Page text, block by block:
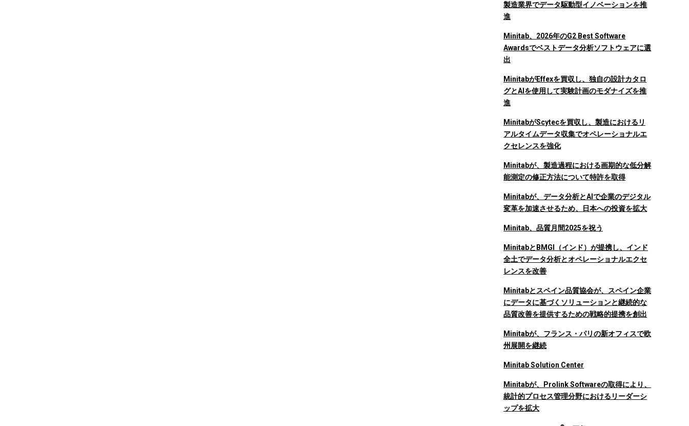
製造業界でデータ駆動型イノベーションを推
進
Minitab、2026年のG2 Best Software
Awardsでベストデータ分析ソフトウェアに選
出
MinitabがEffexを買収し、独自の設計カタロ
グとAIを使用して実験計画のモダナイズを推
進
MinitabがScytecを買収し、製造におけるリ
アルタイムデータ収集でオペレーショナルエ
クセレンスを強化
Minitabが、製造過程における画期的な低分解
能測定の修正方法について特許を取得
Minitabが、データ分析とAIで企業のデジタル
変革を加速させるため、日本への投資を拡大
Minitab、品質月間2025を祝う
MinitabとBMGI（インド）が提携し、インド
全土でデータ分析とオペレーショナルエクセ
レンスを改善
Minitabとスペイン品質協会が、スペイン企業
にデータに基づくソリューションと継続的な
品質改善を提供するための戦略的提携を創出
Minitabが、フランス・パリの新オフィスで欧
州展開を継続
Minitab Solution Center
Minitabが、Prolink Softwareの取得により、
統計的プロセス管理分野におけるリーダーシ
ップを拡大